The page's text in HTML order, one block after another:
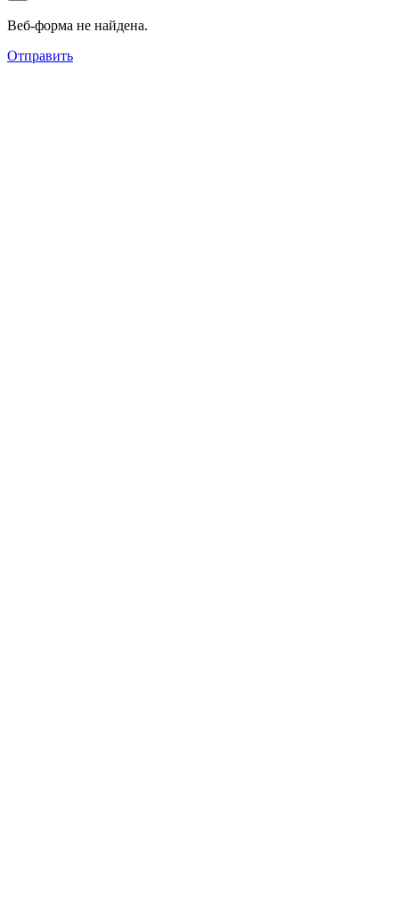
Веб-форма не найдена.
Отправить